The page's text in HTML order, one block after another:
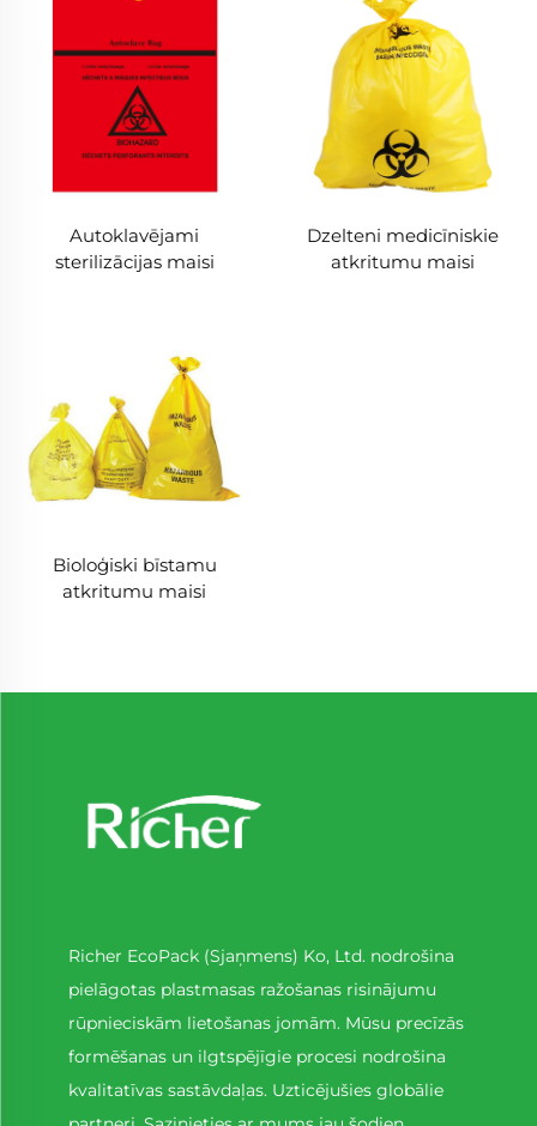
Autoklavējami
sterilizācijas maisi
Dzelteni medicīniskie
atkritumu maisi
Bioloģiski bīstamu
atkritumu maisi
Richer EcoPack (Sjaņmens) Ko, Ltd. nodrošina
pielāgotas plastmasas ražošanas risinājumu
rūpnieciskām lietošanas jomām. Mūsu precīzās
formēšanas un ilgtspējīgie procesi nodrošina
kvalitatīvas sastāvdaļas. Uzticējušies globālie